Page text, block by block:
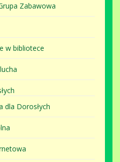
Zabawowa
w bibliotece
dla Dorosłych